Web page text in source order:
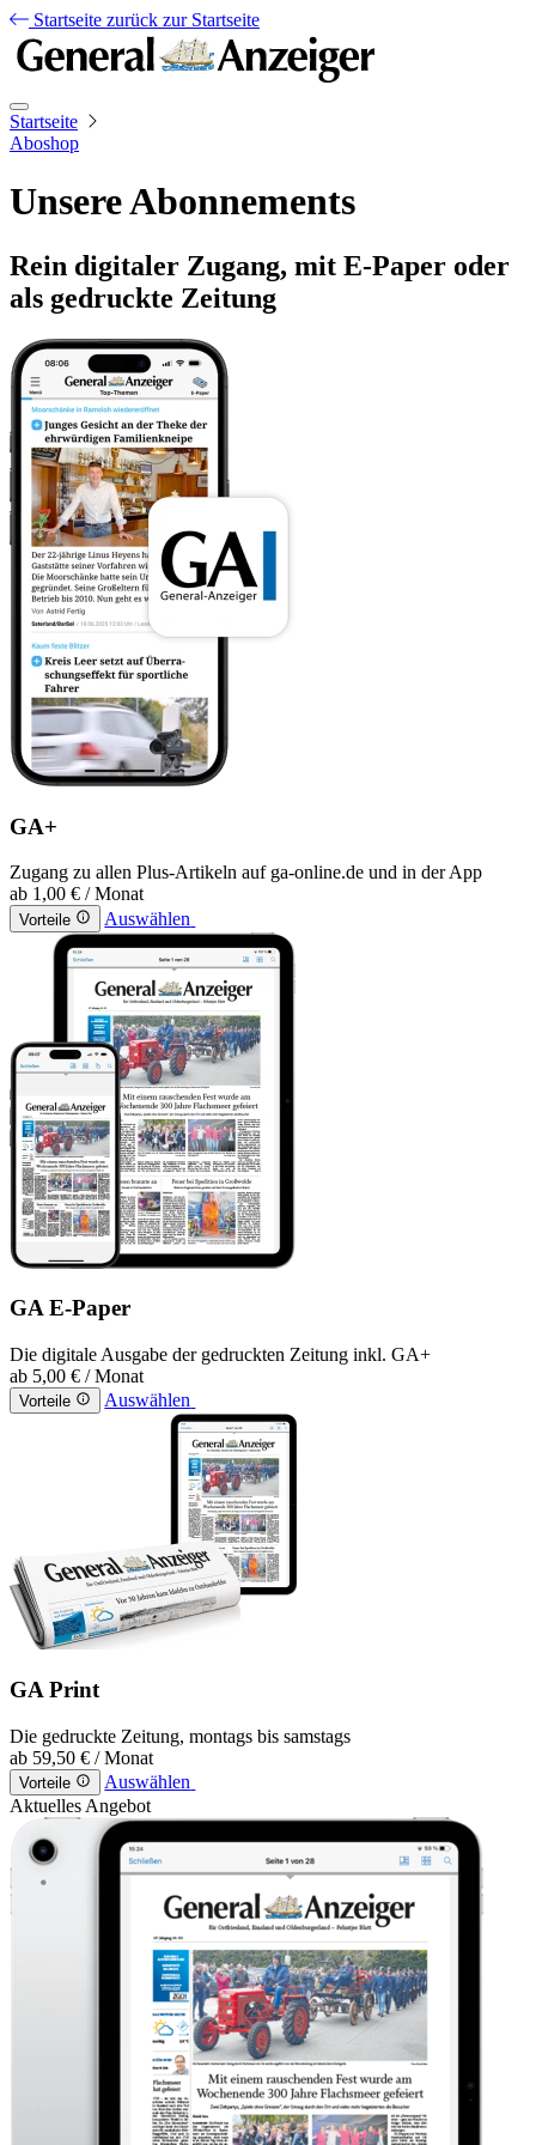
Startseite zurück zur Startseite
Startseite
Aboshop
Unsere Abonnements
Rein digitaler Zugang, mit E-Paper oder
als gedruckte Zeitung
GA+
Zugang zu allen Plus-Artikeln auf ga-online.de und in der App
ab 1,00 € / Monat
Vorteile Auswählen
GA E-Paper
Die digitale Ausgabe der gedruckten Zeitung inkl. GA+
ab 5,00 € / Monat
Vorteile Auswählen
GA Print
Die gedruckte Zeitung, montags bis samstags
ab 59,50 € / Monat
Vorteile
Auswählen
Aktuelles Angebot